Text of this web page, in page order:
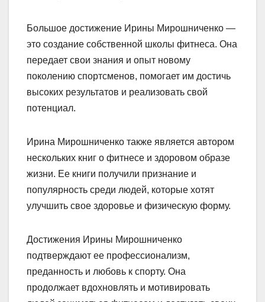
Большое достижение Ирины Мирошниченко —
это создание собственной школы фитнеса. Она
передает свои знания и опыт новому
поколению спортсменов, помогает им достичь
высоких результатов и реализовать свой
потенциал.
Ирина Мирошниченко также является автором
нескольких книг о фитнесе и здоровом образе
жизни. Ее книги получили признание и
популярность среди людей, которые хотят
улучшить свое здоровье и физическую форму.
Достижения Ирины Мирошниченко
подтверждают ее профессионализм,
преданность и любовь к спорту. Она
продолжает вдохновлять и мотивировать